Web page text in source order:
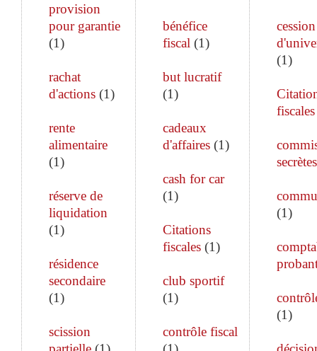
provision
pour garantie
(1)
rachat
d'actions (1)
rente
alimentaire
(1)
réserve de
liquidation
(1)
résidence
secondaire
(1)
scission
bénéfice
fiscal (1)
but lucratif
(1)
cadeaux
d'affaires(1)
cash for car
(1)
Citations
fiscales(1)
club sportif
(1)
contrôle fiscal
cession
(1)
fiscales
secrètes
(1)
(1)